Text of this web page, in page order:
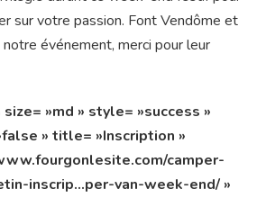
sur votre passion. Font Vendôme et
événement, merci pour leur
»md » style= »success »
» title= »Inscription »
camper-
inscrip…per-van-week-end/ »